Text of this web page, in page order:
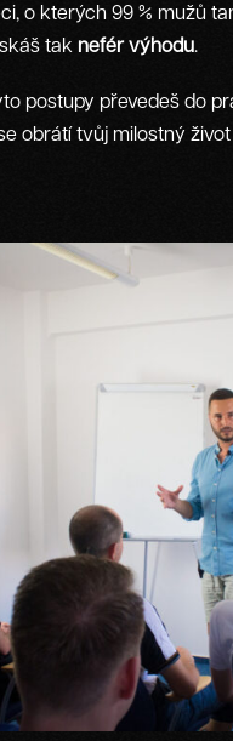
o kterých 99 % mužů
tak nefér výhodu.
postupy převedeš do
obrátí tvůj milostný